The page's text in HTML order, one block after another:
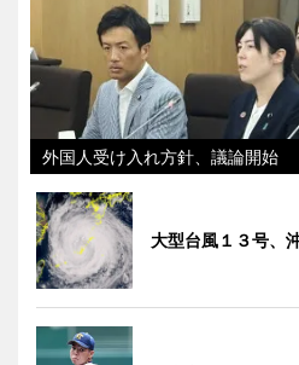
外国人受け入れ方針、議論開始
大型台風１３号、